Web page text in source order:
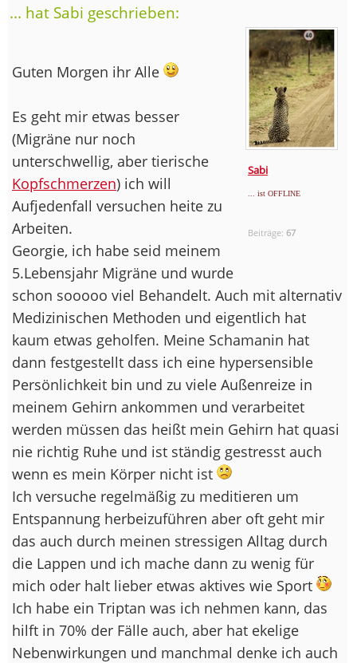
... hat Sabi geschrieben:
Sabi
... ist OFFLINE
Beiträge:67
Guten Morgen ihr Alle
Es geht mir etwas besser
(Migräne nur noch
unterschwellig, aber tierische
Kopfschmerzen) ich will
Aufjedenfall versuchen heite zu
Arbeiten.
Georgie, ich habe seid meinem
5.Lebensjahr Migräne und wurde
schon sooooo viel Behandelt. Auch mit alternativ
Medizinischen Methoden und eigentlich hat
kaum etwas geholfen. Meine Schamanin hat
dann festgestellt dass ich eine hypersensible
Persönlichkeit bin und zu viele Außenreize in
meinem Gehirn ankommen und verarbeitet
werden müssen das heißt mein Gehirn hat quasi
nie richtig Ruhe und ist ständig gestresst auch
wenn es mein Körper nicht ist
Ich versuche regelmäßig zu meditieren um
Entspannung herbeizuführen aber oft geht mir
das auch durch meinen stressigen Alltag durch
die Lappen und ich mache dann zu wenig für
mich oder halt lieber etwas aktives wie Sport
Ich habe ein Triptan was ich nehmen kann, das
hilft in 70% der Fälle auch, aber hat ekelige
Nebenwirkungen und manchmal denke ich auch